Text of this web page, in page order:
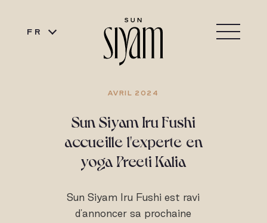
FR
AVRIL 2024
Sun Siyam Iru Fushi
accueille l'experte en
yoga Preeti Kalia
Sun Siyam Iru Fushi est ravi
d'annoncer sa prochaine